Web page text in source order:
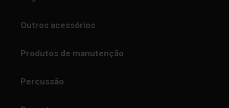
Outros acessórios
Produtos de manutenção
Percussão